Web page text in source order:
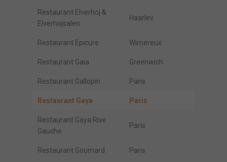
Restaurant Elverhoj &
Elverhojsalen
Haarlev
Restaurant Epicure Wimereux
Restaurant Gaia Greenwich
Restaurant Gallopin Paris
Restaurant Gaya Paris
Restaurant Gaya Rive
Gauche
Paris
Restaurant Goumard Paris